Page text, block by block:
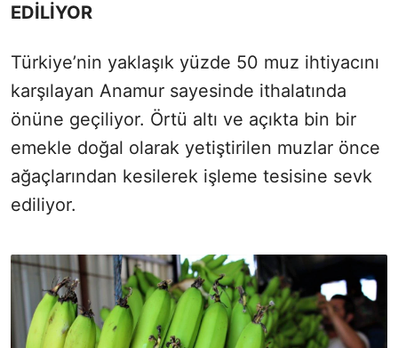
EDİLİYOR
Türkiye’nin yaklaşık yüzde 50 muz ihtiyacını
karşılayan Anamur sayesinde ithalatında
önüne geçiliyor. Örtü altı ve açıkta bin bir
emekle doğal olarak yetiştirilen muzlar önce
ağaçlarından kesilerek işleme tesisine sevk
ediliyor.